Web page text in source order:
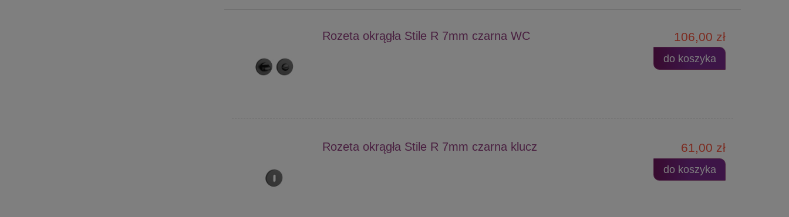
Rozeta okrągła Stile R 7mm czarna WC 106,00 zł
do koszyka
Rozeta okrągła Stile R 7mm czarna klucz 61,00 zł
do koszyka